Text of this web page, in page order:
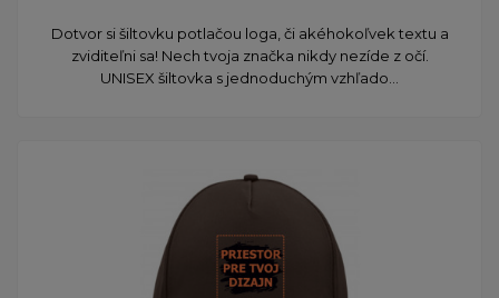
Dotvor si šiltovku potlačou loga, či akéhokoľvek textu a
zviditeľni sa! Nech tvoja značka nikdy nezíde z očí.
UNISEX šiltovka s jednoduchým vzhľado...